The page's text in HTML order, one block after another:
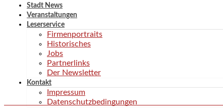
Stadt News
Veranstaltungen
Leserservice
Firmenportraits
Historisches
Jobs
Partnerlinks
Der Newsletter
Kontakt
Impressum
Datenschutzbedingungen